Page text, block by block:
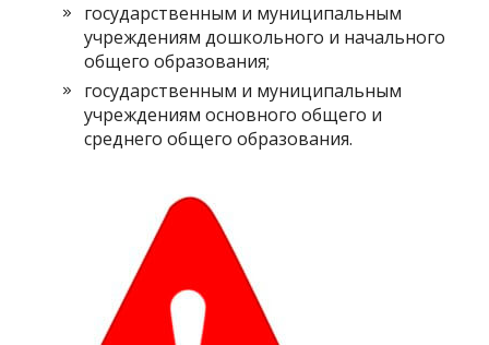
государственным и муниципальным
учреждениям дошкольного и начального
общего образования;
государственным и муниципальным
учреждениям основного общего и
среднего общего образования.